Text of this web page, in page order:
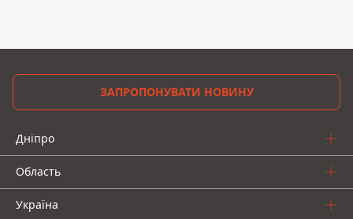
ЗАПРОПОНУВАТИ НОВИНУ
Дніпро
Область
Україна